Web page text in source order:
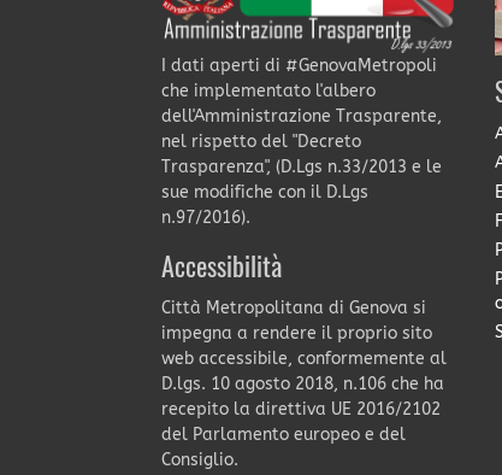
I dati aperti di #GenovaMetropoli
che implementato l'albero
dell'Amministrazione Trasparente,
nel rispetto del "Decreto
Trasparenza", (D.Lgs n.33/2013 e le
sue modifiche con il D.Lgs
n.97/2016).
Accessibilità
Città Metropolitana di Genova si
impegna a rendere il proprio sito
web accessibile, conformemente al
D.lgs. 10 agosto 2018, n.106 che ha
recepito la direttiva UE 2016/2102
del Parlamento europeo e del
Consiglio.